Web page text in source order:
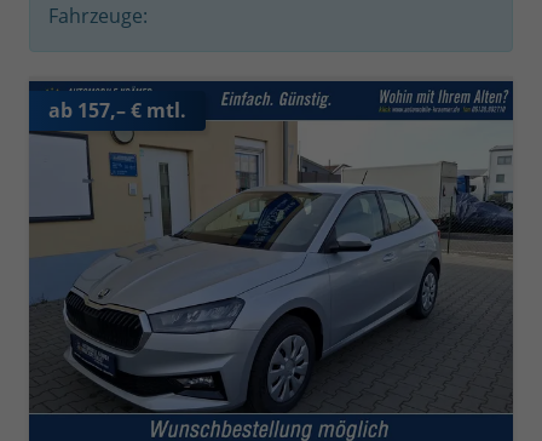
Fahrzeuge:
ab 157,– € mtl.